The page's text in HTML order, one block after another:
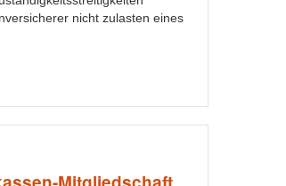
nicht zulasten eines